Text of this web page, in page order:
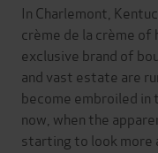
In Charlemont,
crème de la crème
exclusive brand of
and vast estate are
become embroiled
now, when the
starting to look more